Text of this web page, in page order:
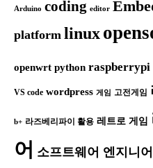
Arduino coding editor
platform linux
openwrt python raspberrypi
VS code wordpress 게임 고전게임
b+ 라즈베리파이 활용 레트로 게임
어 소프트웨어 엔지니어